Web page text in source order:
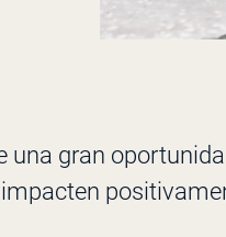
una gran